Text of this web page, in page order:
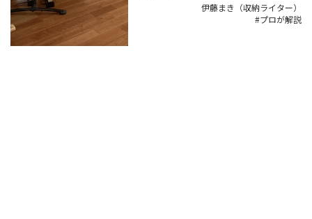
伊藤まき（収納ライター）
プロが解説